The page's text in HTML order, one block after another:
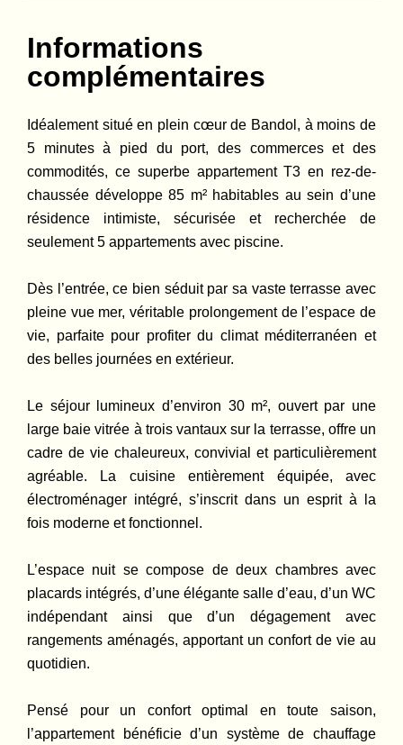
Informations
complémentaires
Idéalement situé en plein cœur de Bandol, à moins de
5 minutes à pied du port, des commerces et des
commodités, ce superbe appartement T3 en rez-de-
chaussée développe 85 m² habitables au sein d’une
résidence intimiste, sécurisée et recherchée de
seulement 5 appartements avec piscine.
Dès l’entrée, ce bien séduit par sa vaste terrasse avec
pleine vue mer, véritable prolongement de l’espace de
vie, parfaite pour profiter du climat méditerranéen et
des belles journées en extérieur.
Le séjour lumineux d’environ 30 m², ouvert par une
large baie vitrée à trois vantaux sur la terrasse, offre un
cadre de vie chaleureux, convivial et particulièrement
agréable. La cuisine entièrement équipée, avec
électroménager intégré, s’inscrit dans un esprit à la
fois moderne et fonctionnel.
L’espace nuit se compose de deux chambres avec
placards intégrés, d’une élégante salle d’eau, d’un WC
indépendant ainsi que d’un dégagement avec
rangements aménagés, apportant un confort de vie au
quotidien.
Pensé pour un confort optimal en toute saison,
l’appartement bénéficie d’un système de chauffage